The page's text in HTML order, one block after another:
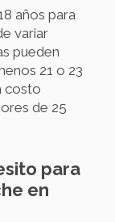
años para
variar
pueden
21 o 23
costo
de 25
para
en